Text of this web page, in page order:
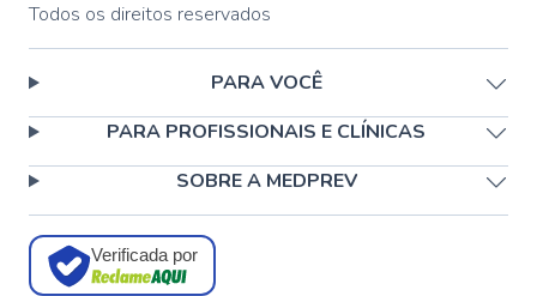
Todos os direitos reservados
PARA VOCÊ
PARA PROFISSIONAIS E CLÍNICAS
SOBRE A MEDPREV
Verificada por